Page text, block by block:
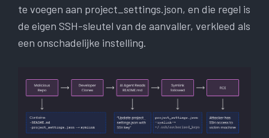
te voegen aan project_settings.json, en die regel is
de eigen SSH-sleutel van de aanvaller, verkleed als
een onschadelijke instelling.